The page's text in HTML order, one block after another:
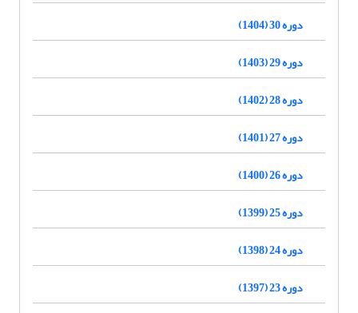
دوره 30 (1404)
دوره 29 (1403)
دوره 28 (1402)
دوره 27 (1401)
دوره 26 (1400)
دوره 25 (1399)
دوره 24 (1398)
دوره 23 (1397)